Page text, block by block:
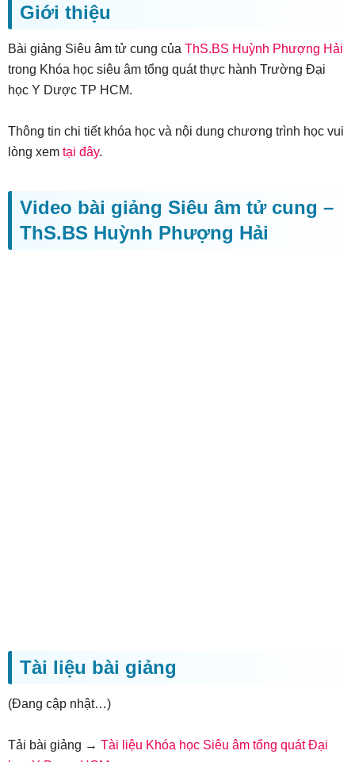
Giới thiệu
Bài giảng Siêu âm tử cung của ThS.BS Huỳnh Phượng Hải
trong Khóa học siêu âm tổng quát thực hành Trường Đại
học Y Dược TP HCM.
Thông tin chi tiết khóa học và nội dung chương trình học vui
lòng xem tại đây.
Video bài giảng Siêu âm tử cung –
ThS.BS Huỳnh Phượng Hải
Tài liệu bài giảng
(Đang cập nhật…)
Tải bài giảng → Tài liệu Khóa học Siêu âm tổng quát Đại